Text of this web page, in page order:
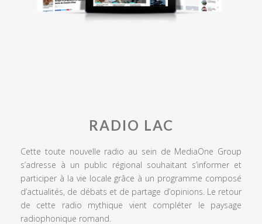
RADIO LAC
Cette toute nouvelle radio au sein de MediaOne Group
s’adresse à un public régional souhaitant s’informer et
participer à la vie locale grâce à un programme composé
d’actualités, de débats et de partage d’opinions. Le retour
de cette radio mythique vient compléter le paysage
radiophonique romand.